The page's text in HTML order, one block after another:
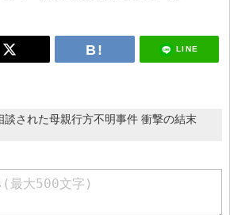
LINE
談された母親行方不明事件 衝撃の結末